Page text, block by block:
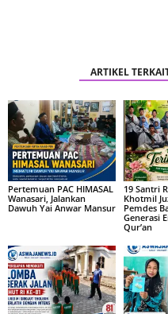
ARTIKEL
Pertemuan PAC HIMASAL
Wanasari, Jalankan
Dawuh Yai Anwar Mansur
19 Santri
Khotmil
Pemdes
Generasi
Qur’an